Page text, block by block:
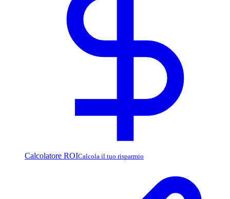
Calcolatore ROICalcola il tuo risparmio